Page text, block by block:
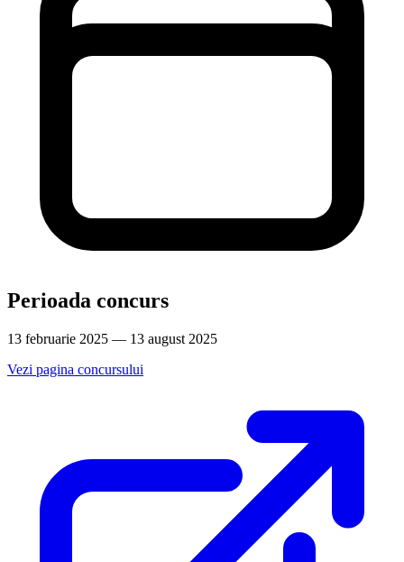
Perioada concurs
13 februarie 2025 — 13 august 2025
Vezi pagina concursului